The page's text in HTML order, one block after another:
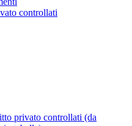
controllati
privato controllati (da